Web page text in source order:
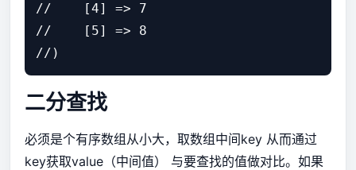
//    [4] => 7
//    [5] => 8
二分查找
必须是个有序数组从小大，取数组中间key 从而通过
key获取value（中间值） 与要查找的值做对比。如果